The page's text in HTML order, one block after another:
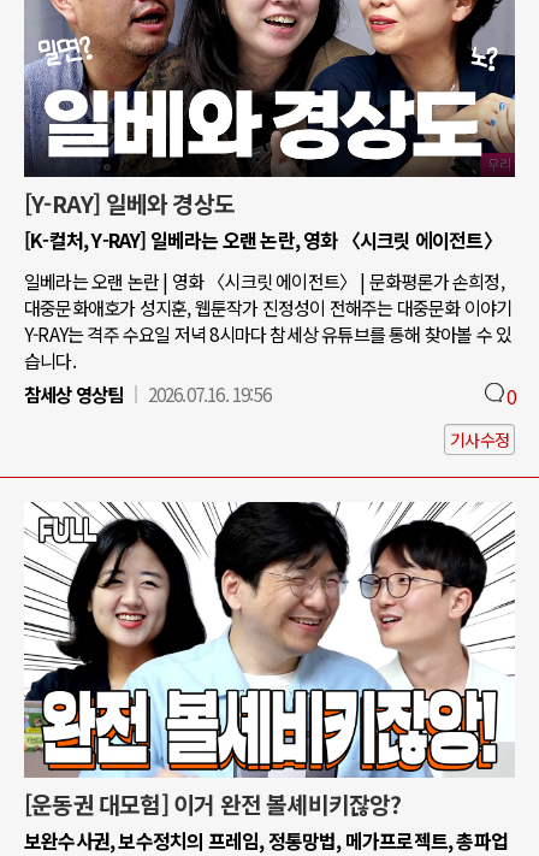
[Y-RAY] 일베와 경상도
[K-컬처, Y-RAY] 일베라는 오랜 논란, 영화 〈시크릿 에이전트〉
일베라는 오랜 논란 | 영화 〈시크릿 에이전트〉 | 문화평론가 손희정,
대중문화애호가 성지훈, 웹툰작가 진정성이 전해주는 대중문화 이야기
Y-RAY는 격주 수요일 저녁 8시마다 참세상 유튜브를 통해 찾아볼 수 있
습니다.
참세상 영상팀
2026.07.16. 19:56 0
기사수정
[운동권 대모험] 이거 완전 볼셰비키잖앙?
보완수사권, 보수정치의 프레임, 정통망법, 메가프로젝트, 총파업